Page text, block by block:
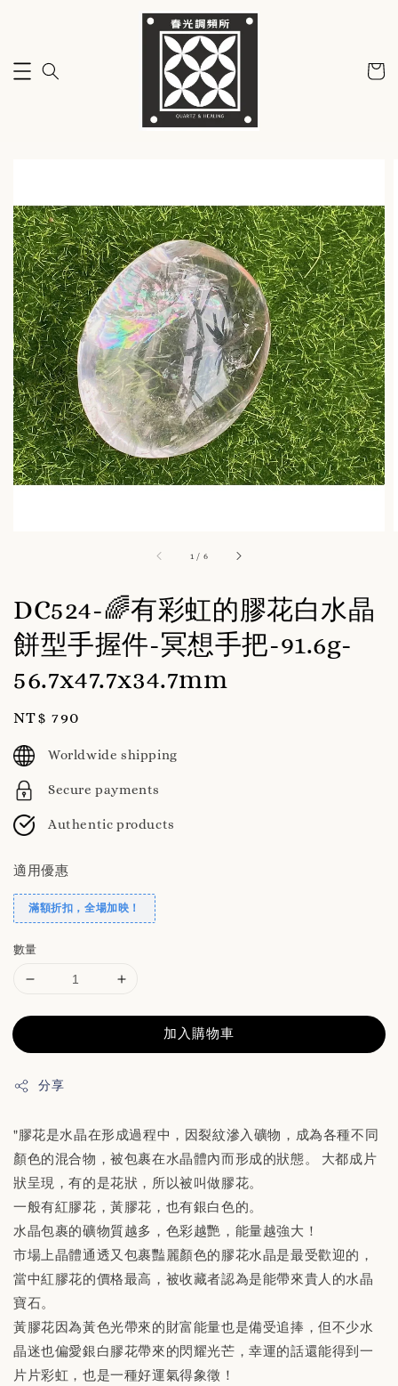
1 / 6
DC524-🌈有彩虹的膠花白水晶
餅型手握件-冥想手把-91.6g-
56.7x47.7x34.7mm
Regular
price
NT$ 790
Worldwide shipping
Secure payments
Authentic products
適用優惠
滿額折扣，全場加映！
數量
加入購物車
分享
"膠花是水晶在形成過程中，因裂紋滲入礦物，成為各種不同
顏色的混合物，被包裹在水晶體內而形成的狀態。 大都成片
狀呈現，有的是花狀，所以被叫做膠花。
一般有紅膠花，黃膠花，也有銀白色的。
水晶包裹的礦物質越多，色彩越艷，能量越強大！
市場上晶體通透又包裹豔麗顏色的膠花水晶是最受歡迎的，
當中紅膠花的價格最高，被收藏者認為是能帶來貴人的水晶
寶石。
黃膠花因為黃色光帶來的財富能量也是備受追捧，但不少水
晶迷也偏愛銀白膠花帶來的閃耀光芒，幸運的話還能得到一
片片彩虹，也是一種好運氣得象徵！